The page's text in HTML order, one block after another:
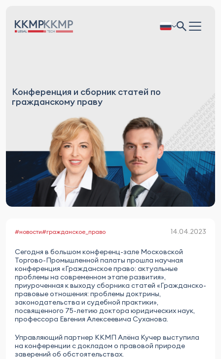
Конференция и сборник статей по
гражданскому праву
#новости#гражданское_право 14.04.2023
Сегодня в большом конференц-зале Московской
Торгово-Промышленной палаты прошла научная
конференция «Гражданское право: актуальные
проблемы на современном этапе развития»,
приуроченная к выходу сборника статей «Гражданско-
правовые отношения: проблемы доктрины,
законодательства и судебной практики»,
посвященного 75-летию доктора юридических наук,
профессора Евгения Алексеевича Суханова.
Управляющий партнер ККМП Алёна Кучер выступила
на конференции с докладом о правовой природе
заверений об обстоятельствах.